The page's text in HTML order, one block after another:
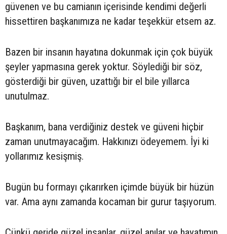
güvenen ve bu camianın içerisinde kendimi değerli
hissettiren başkanımıza ne kadar teşekkür etsem az.
Bazen bir insanın hayatına dokunmak için çok büyük
şeyler yapmasına gerek yoktur. Söylediği bir söz,
gösterdiği bir güven, uzattığı bir el bile yıllarca
unutulmaz.
Başkanım, bana verdiğiniz destek ve güveni hiçbir
zaman unutmayacağım. Hakkınızı ödeyemem. İyi ki
yollarımız kesişmiş.
Bugün bu formayı çıkarırken içimde büyük bir hüzün
var. Ama aynı zamanda kocaman bir gurur taşıyorum.